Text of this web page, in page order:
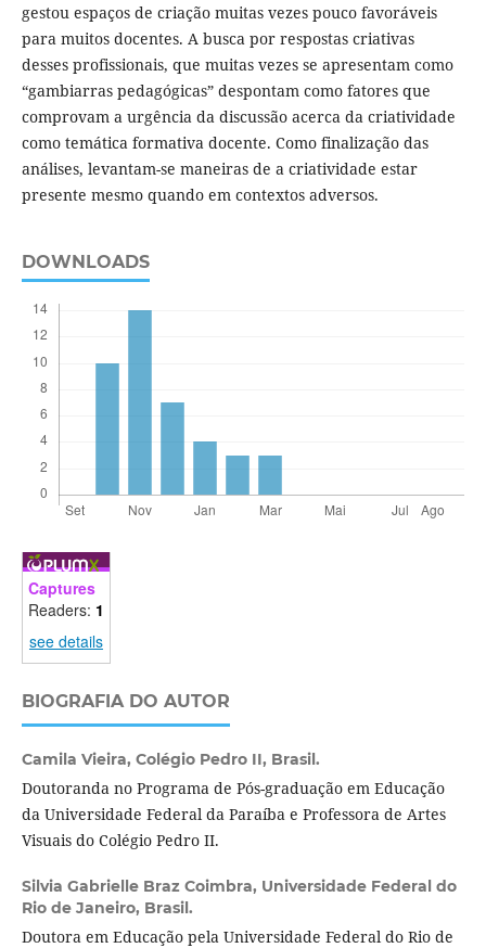
gestou espaços de criação muitas vezes pouco favoráveis
para muitos docentes. A busca por respostas criativas
desses profissionais, que muitas vezes se apresentam como
“gambiarras pedagógicas” despontam como fatores que
comprovam a urgência da discussão acerca da criatividade
como temática formativa docente. Como finalização das
análises, levantam-se maneiras de a criatividade estar
presente mesmo quando em contextos adversos.
DOWNLOADS
Captures
Readers: 1
see details
BIOGRAFIA DO AUTOR
Camila Vieira, Colégio Pedro II, Brasil.
Doutoranda no Programa de Pós-graduação em Educação
da Universidade Federal da Paraíba e Professora de Artes
Visuais do Colégio Pedro II.
Silvia Gabrielle Braz Coimbra, Universidade Federal do
Rio de Janeiro, Brasil.
Doutora em Educação pela Universidade Federal do Rio de